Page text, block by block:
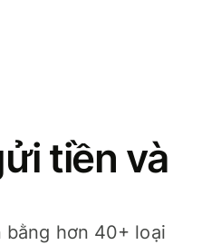
tiền và
hơn 40+ loại